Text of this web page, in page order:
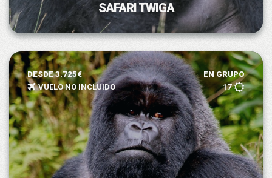
SAFARI TWIGA
DESDE 3.725€
EN GRUPO
VUELO NO INCLUIDO
17